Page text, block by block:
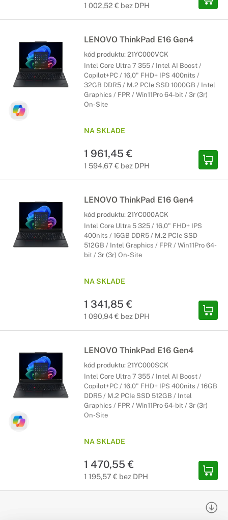
1 002,52 € bez DPH
LENOVO ThinkPad E16 Gen4
kód produktu: 21YC000VCK
Intel Core Ultra 7 355 / Intel AI Boost /
Copilot+PC / 16,0" FHD+ IPS 400nits /
32GB DDR5 / M.2 PCIe SSD 1000GB / Intel
Graphics / FPR / Win11Pro 64-bit / 3r (3r)
On-Site
NA SKLADE
1 961,45 €
1 594,67 € bez DPH
LENOVO ThinkPad E16 Gen4
kód produktu: 21YC000ACK
Intel Core Ultra 5 325 / 16,0" FHD+ IPS
400nits / 16GB DDR5 / M.2 PCIe SSD
512GB / Intel Graphics / FPR / Win11Pro 64-
bit / 3r (3r) On-Site
NA SKLADE
1 341,85 €
1 090,94 € bez DPH
LENOVO ThinkPad E16 Gen4
kód produktu: 21YC000SCK
Intel Core Ultra 7 355 / Intel AI Boost /
Copilot+PC / 16,0" FHD+ IPS 400nits / 16GB
DDR5 / M.2 PCIe SSD 512GB / Intel
Graphics / FPR / Win11Pro 64-bit / 3r (3r)
On-Site
NA SKLADE
1 470,55 €
1 195,57 € bez DPH